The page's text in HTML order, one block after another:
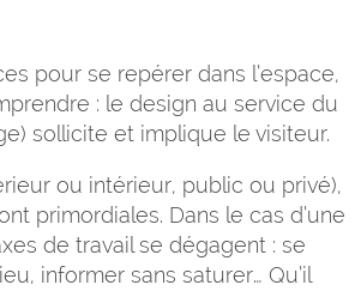
pour se repérer dans l’espace,
: le design au service du
sollicite et implique le visiteur.
ou intérieur, public ou privé),
primordiales. Dans le cas d’une
de travail se dégagent : se
informer sans saturer… Qu’il